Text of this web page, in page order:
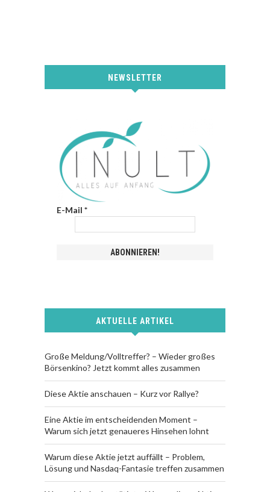
NEWSLETTER
E-Mail *
AKTUELLE ARTIKEL
Große Meldung/Volltreffer? – Wieder großes
Börsenkino? Jetzt kommt alles zusammen
Diese Aktie anschauen – Kurz vor Rallye?
Eine Aktie im entscheidenden Moment –
Warum sich jetzt genaueres Hinsehen lohnt
Warum diese Aktie jetzt auffällt – Problem,
Lösung und Nasdaq-Fantasie treffen zusammen